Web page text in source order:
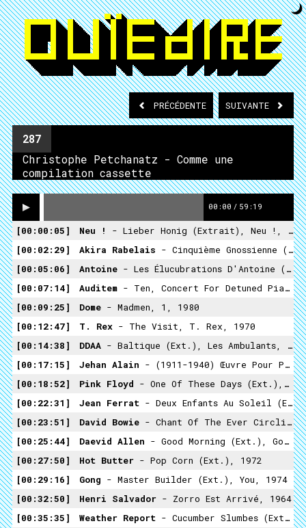
PRÉCÉDENTE SUIVANTE
287
Christophe Petchanatz - Comme une
compilation cassette
00:00 / 59:19
00:00:05 Neu !
- Lieber Honig (extrait), Neu !, 1972
00:02:29
Akira Rabelais - Cinquième Gnossienne (extrait), Eisoptrophobia, 2001
00:05:06
Antoine - Les Élucubrations D'Antoine (extrait), Antoine, 1966
00:07:14
Auditem - Ten, Concert For Detuned Piano, 2003
00:09:25
Dome - Madmen, 1, 1980
00:12:47
T. Rex - The Visit, T. Rex, 1970
00:14:38
DDAA - Baltique (ext.), Les Ambulants, 1984
00:17:15
Jehan Alain - (1911-1940) Œuvre Pour Piano
00:18:52
Pink Floyd - One Of These Days (ext.), Meddle, 1971
00:22:31
Jean Ferrat - Deux Enfants Au Soleil (ext.), 1967
00:23:51
David Bowie - Chant Of The Ever Circling Skeletal Family, Diamond Dogs, 1974
00:25:44
Daevid Allen - Good Morning (ext.), Good Morning, 1976
00:27:50
Hot Butter - Pop Corn (ext.), 1972
00:29:16
Gong - Master Builder (ext.), You, 1974
00:32:50
Henri Salvador - Zorro Est Arrivé, 1964
00:35:35
Weather Report - Cucumber Slumbes (ext.), Mysterious Traveller, 1974